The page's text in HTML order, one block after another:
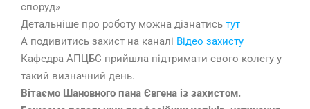
споруд»
Детальніше про роботу можна дізнатись тут
А подивитись захист на каналі Відео захисту
Кафедра АПЦБС прийшла підтримати свого колегу у
такий визначний день.
Вітаємо Шановного пана Євгена із захистом.